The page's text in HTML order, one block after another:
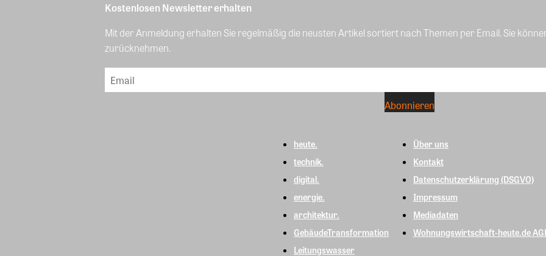
Kostenlosen Newsletter erhalten
Mit der Anmeldung erhalten Sie regelmäßig die neusten Artikel sortiert nach Themen per Email. Sie
zurücknehmen.
heute.
technik.
digital.
energie.
architektur.
GebäudeTransformation
Leitungswasser
Über uns
Kontakt
Datenschutzerklärung (DSGVO)
Impressum
Mediadaten
Wohnungswirtschaft-heute.de